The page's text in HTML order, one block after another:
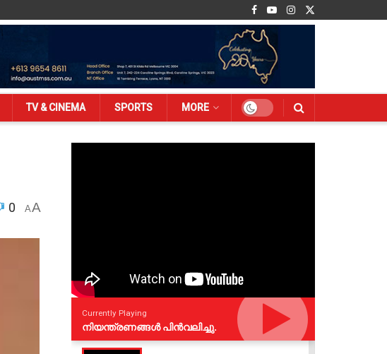
TV & CINEMA SPORTS MORE
0 AA
Currently Playing
നിയന്ത്രണങ്ങള്‍ പിന്‍വലിച്ചു.